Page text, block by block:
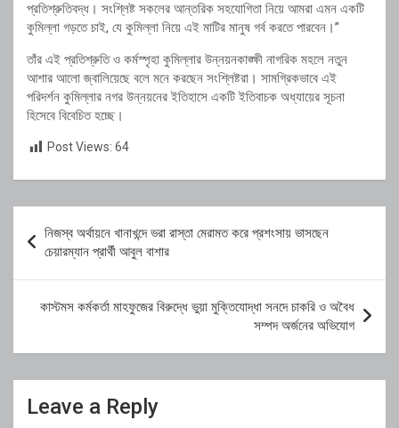
প্রতিশ্রুতিবদ্ধ। সংশ্লিষ্ট সকলের আন্তরিক সহযোগিতা নিয়ে আমরা এমন একটি
কুমিল্লা গড়তে চাই, যে কুমিল্লা নিয়ে এই মাটির মানুষ গর্ব করতে পারবেন।”
তাঁর এই প্রতিশ্রুতি ও কর্মস্পৃহা কুমিল্লার উন্নয়নকাঙ্ক্ষী নাগরিক মহলে নতুন
আশার আলো জ্বালিয়েছে বলে মনে করছেন সংশ্লিষ্টরা। সামগ্রিকভাবে এই
পরিদর্শন কুমিল্লার নগর উন্নয়নের ইতিহাসে একটি ইতিবাচক অধ্যায়ের সূচনা
হিসেবে বিবেচিত হচ্ছে।
Post Views: 64
navigation
নিজস্ব অর্থায়নে খানাখন্দে ভরা রাস্তা মেরামত করে প্রশংসায় ভাসছেন
চেয়ারম্যান প্রার্থী আবুল বাশার
কাস্টমস কর্মকর্তা মাহফুজের বিরুদ্ধে ভুয়া মুক্তিযোদ্ধা সনদে চাকরি ও অবৈধ
সম্পদ অর্জনের অভিযোগ
Leave a Reply